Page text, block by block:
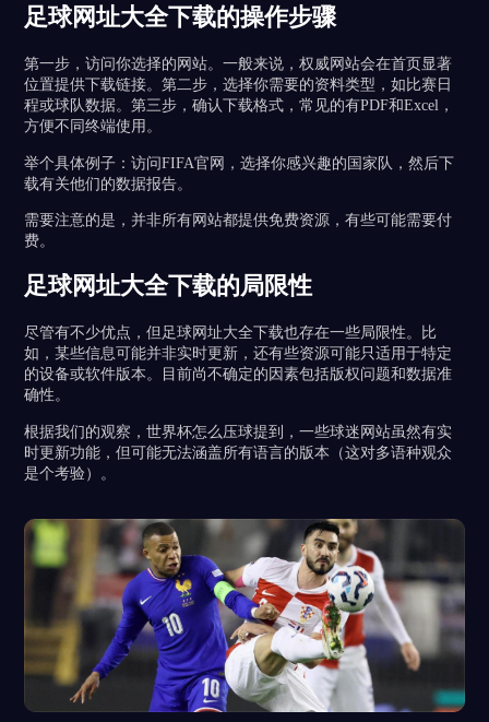
足球网址大全下载的操作步骤
第一步，访问你选择的网站。一般来说，权威网站会在首页显著
位置提供下载链接。第二步，选择你需要的资料类型，如比赛日
程或球队数据。第三步，确认下载格式，常见的有PDF和Excel，
方便不同终端使用。
举个具体例子：访问FIFA官网，选择你感兴趣的国家队，然后下
载有关他们的数据报告。
需要注意的是，并非所有网站都提供免费资源，有些可能需要付
费。
足球网址大全下载的局限性
尽管有不少优点，但足球网址大全下载也存在一些局限性。比
如，某些信息可能并非实时更新，还有些资源可能只适用于特定
的设备或软件版本。目前尚不确定的因素包括版权问题和数据准
确性。
根据我们的观察，世界杯怎么压球提到，一些球迷网站虽然有实
时更新功能，但可能无法涵盖所有语言的版本（这对多语种观众
是个考验）。